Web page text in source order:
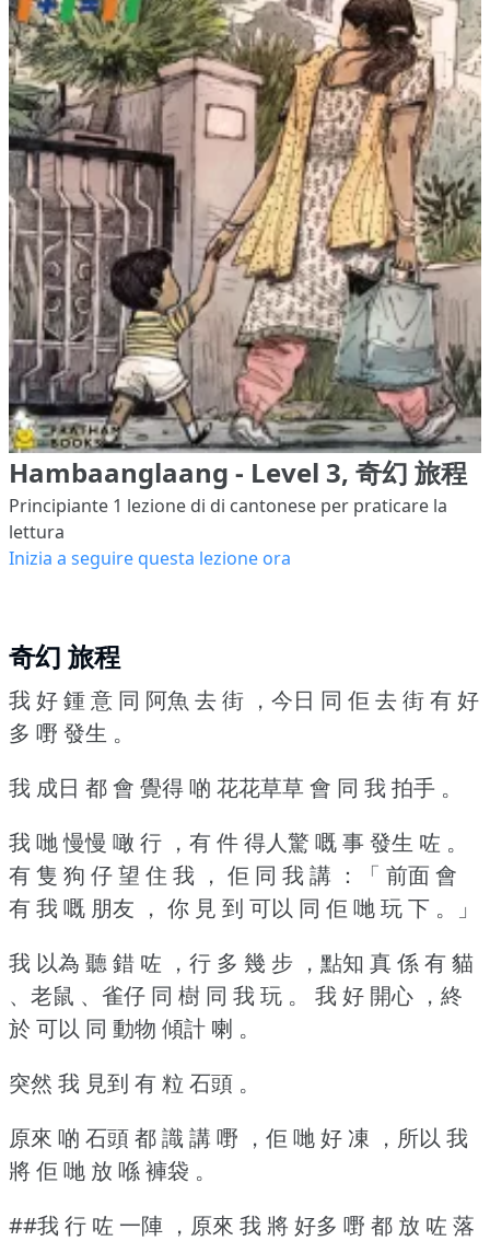
Hambaanglaang - Level 3, 奇幻 旅程
Principiante 1 lezione di di cantonese per praticare la
lettura
Inizia a seguire questa lezione ora
奇幻 旅程
我 好 鍾 意 同 阿魚 去 街 ，今日 同 佢 去 街 有 好
多 嘢 發生 。
我 成日 都 會 覺得 啲 花花草草 會 同 我 拍手 。
我 哋 慢慢 噉 行 ，有 件 得人驚 嘅 事 發生 咗 。
有 隻 狗 仔 望 住 我 ， 佢 同 我 講 ：「 前面 會
有 我 嘅 朋友 ， 你 見 到 可以 同 佢 哋 玩 下 。」
我 以為 聽 錯 咗 ，行 多 幾 步 ，點知 真 係 有 貓
、老鼠 、雀仔 同 樹 同 我 玩 。
我 好 開心 ，終
於 可以 同 動物 傾計 喇 。
突然 我 見到 有 粒 石頭 。
原來 啲 石頭 都 識 講 嘢 ，佢 哋 好 凍 ，所以 我
將 佢 哋 放 喺 褲袋 。
##我 行 咗 一陣 ，原來 我 將 好多 嘢 都 放 咗 落